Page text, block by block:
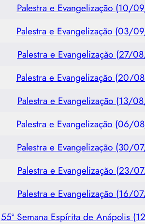
Palestra e Evangelização (10/
Palestra e Evangelização (03/
Palestra e Evangelização (27/
Palestra e Evangelização (20/
Palestra e Evangelização (13/
Palestra e Evangelização (06/
Palestra e Evangelização (30/
Palestra e Evangelização (23/
Palestra e Evangelização (16/
55º Semana Espírita de Anápolis